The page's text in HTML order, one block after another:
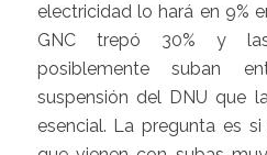
electricidad lo hará en 9%
GNC trepó 30% y las
posiblemente suban
suspensión del DNU que
esencial. La pregunta es